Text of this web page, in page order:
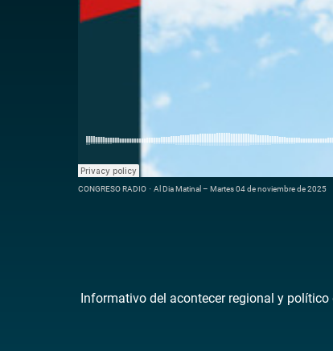
CONGRESO RADIO · Al Dia Matinal – Martes 04 de noviembre de 2025
Informativo del acontecer regional y político